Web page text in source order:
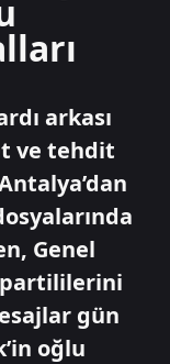
arkası
ve tehdit
Genel
partililerini
gün
oğlu